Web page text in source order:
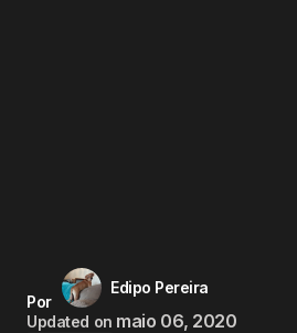
Por
Edipo Pereira
Updated on maio 06, 2020